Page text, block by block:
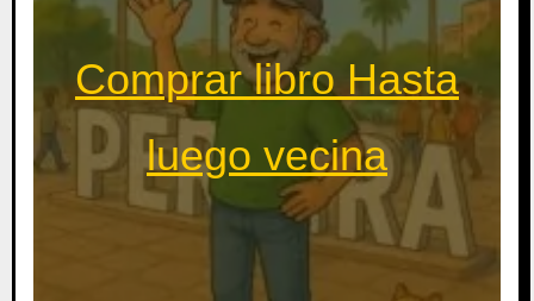
Comprar libro Hasta
luego vecina